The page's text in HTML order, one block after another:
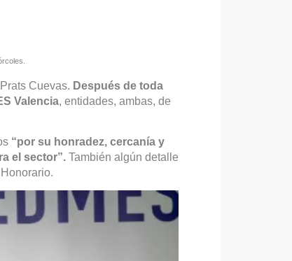
Cuevas. Después de toda
Valencia, entidades, ambas, de
“por su honradez, cercanía y
el sector”. También algún detalle